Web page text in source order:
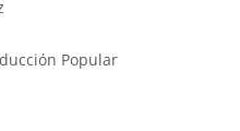
Popular